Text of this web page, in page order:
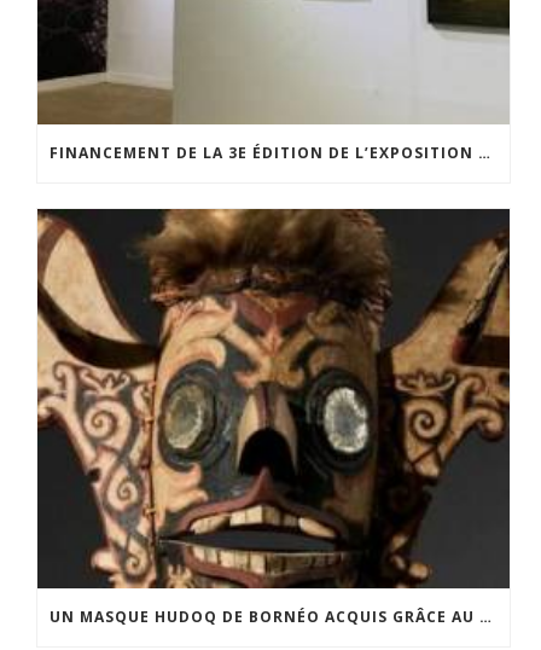
FINANCEMENT DE LA 3E ÉDITION DE L’EXPOSITION DU PRIX POUR LA PHOTOGRAPHIE PAR LE CERCLE POUR LA PHOTOGRAPHIE ET L’ART CONTEMPORAIN
UN MASQUE HUDOQ DE BORNÉO ACQUIS GRÂCE AU SOUTIEN DU CERCLE LÉVI-STRAUSS